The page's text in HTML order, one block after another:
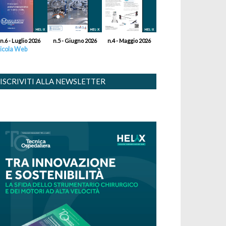
n.6 - Luglio 2026 n.5 - Giugno 2026 n.4 - Maggio 2026
Web
ISCRIVITI ALLA NEWSLETTER